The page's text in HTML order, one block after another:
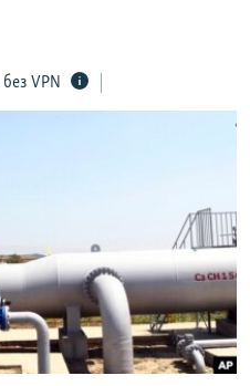
VPN